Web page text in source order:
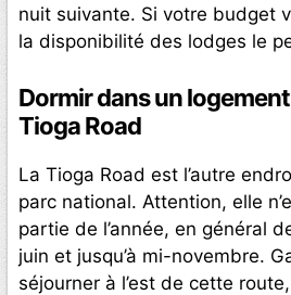
nuit suivante. Si votre budget
la disponibilité des lodges le
Dormir dans un
Tioga Road
La Tioga Road est l’autre
parc national. Attention, elle
partie de l’année, en général
juin et jusqu’à mi-novembre.
séjourner à l’est de cette